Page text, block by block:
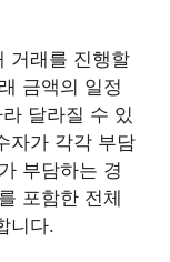
거래를 진행할
금액의 일정
달라질 수 있
자가 각각 부담
부담하는 경
포함한 전체
니다.